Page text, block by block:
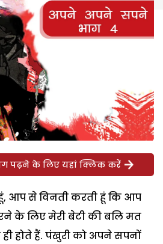
पढ़ने के लिए यहां क्लिक करें
आप से विनती करती हूं कि आप
के लिए मेरी बेटी की बलि मत
होते हैं. पंखुरी को अपने सपनों